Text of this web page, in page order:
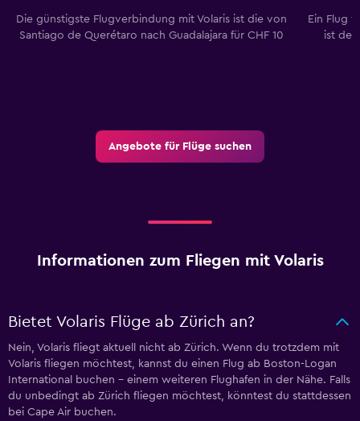
Die günstigste Flugverbindung mit Volaris ist die von
Santiago de Querétaro nach Guadalajara für CHF 10
Ein Flug
ist
Angebote für Flüge suchen
Informationen zum Fliegen mit Volaris
Bietet Volaris Flüge ab Zürich an?
Nein, Volaris fliegt aktuell nicht ab Zürich. Wenn du trotzdem mit
Volaris fliegen möchtest, kannst du einen Flug ab Boston-Logan
International buchen – einem weiteren Flughafen in der Nähe. Falls
du unbedingt ab Zürich fliegen möchtest, könntest du stattdessen
bei Cape Air buchen.